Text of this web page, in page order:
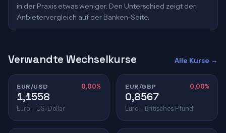
in der Praxis etwas weniger. Den Unterschied zeigt der
Anbietervergleich auf der Banken-Seite.
Verwandte Wechselkurse Alle Kurse →
EUR/USD 0,00%
1,1558
Euro – US-Dollar
EUR/GBP 0,00%
0,8567
Euro – Britisches Pfund